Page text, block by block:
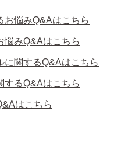
販ショップ
しこスタイルへ！
お悩みQ&Aはこちら
悩みQ&Aはこちら
に関するQ&Aはこちら
するQ&Aはこちら
はこちら